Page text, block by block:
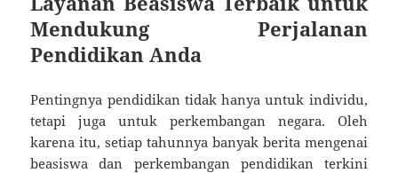
Mendukung Perjalanan
Pendidikan Anda
Pentingnya pendidikan tidak hanya untuk individu,
tetapi juga untuk perkembangan negara. Oleh
karena itu, setiap tahunnya banyak berita mengenai
beasiswa dan perkembangan pendidikan terkini